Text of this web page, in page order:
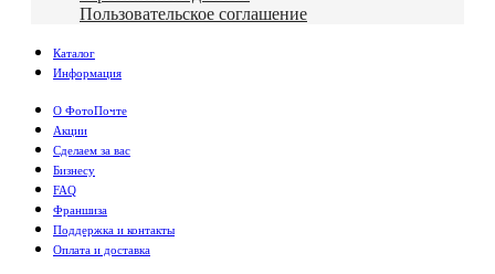
Пользовательское соглашение
Каталог
Информация
О ФотоПочте
Акции
Сделаем за вас
Бизнесу
FAQ
Франшиза
Поддержка и контакты
Оплата и доставка